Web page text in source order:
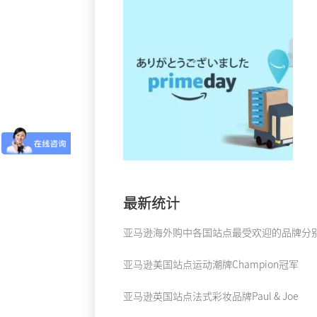
最新统计
亚马逊海外购中各国站点最受欢迎的品牌分
亚马逊美国站点运动潮牌Champion冠军
亚马逊英国站点法式彩妆品牌Paul & Joe